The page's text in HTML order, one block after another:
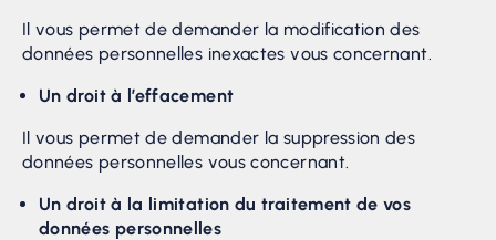
Il vous permet de demander la modification des
données personnelles inexactes vous concernant.
Un droit à l’effacement
Il vous permet de demander la suppression des
données personnelles vous concernant.
Un droit à la limitation du traitement de vos
données personnelles